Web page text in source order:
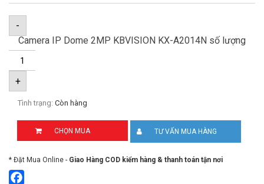
-
Camera IP Dome 2MP KBVISION KX-A2014N số lượng
+
Tình trạng: Còn hàng
CHỌN MUA TƯ VẤN MUA HÀNG
* Đặt Mua Online - Giao Hàng COD kiểm hàng & thanh toán tận nơi